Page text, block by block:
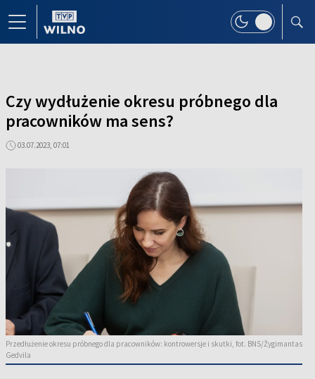
Czy wydłużenie okresu próbnego dla
pracowników ma sens?
03.07.2023, 07:01
Przedłużenie okresu próbnego dla pracowników: kontrowersje i skutki, fot. BNS/Žygimantas
Gedvila